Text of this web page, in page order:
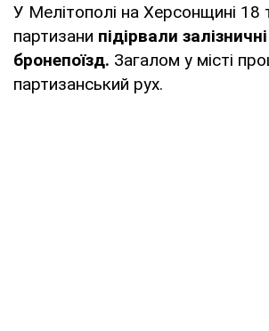
У Мелітополі на Херсонщині 18
партизани підірвали
бронепоїзд. Загалом у місті
партизанський рух.